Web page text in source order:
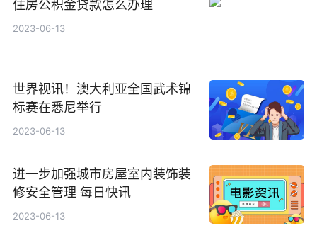
住房公积金贷款怎么办理
2023-06-13
世界视讯！澳大利亚全国武术锦
标赛在悉尼举行
2023-06-13
进一步加强城市房屋室内装饰装
修安全管理 每日快讯
2023-06-13